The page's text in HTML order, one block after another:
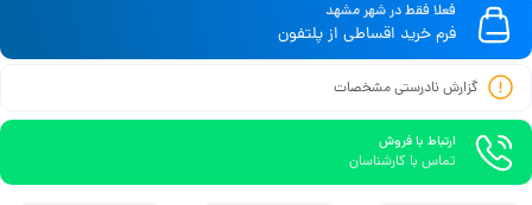
فعلا فقط در شهر مشهد
فرم خرید اقساطی از پلتفون
گزارش نادرستی مشخصات
ارتباط با فروش
تماس با کارشناسان